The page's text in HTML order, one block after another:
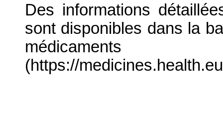
Des informations
sont disponibles dans la
médicaments
(https://